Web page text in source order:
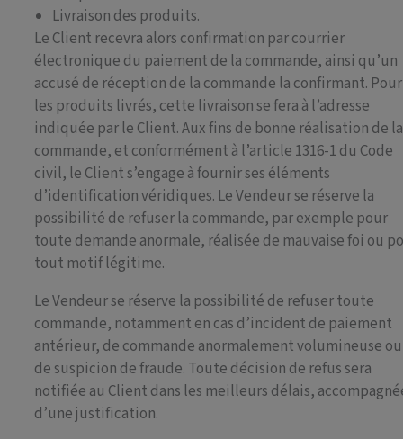
Livraison des produits.
Le Client recevra alors confirmation par courrier
électronique du paiement de la commande, ainsi qu’un
accusé de réception de la commande la confirmant. Pour
les produits livrés, cette livraison se fera à l’adresse
indiquée par le Client. Aux fins de bonne réalisation de la
commande, et conformément à l’article 1316-1 du Code
civil, le Client s’engage à fournir ses éléments
d’identification véridiques. Le Vendeur se réserve la
possibilité de refuser la commande, par exemple pour
toute demande anormale, réalisée de mauvaise foi ou
tout motif légitime.
Le Vendeur se réserve la possibilité de refuser toute
commande, notamment en cas d’incident de paiement
antérieur, de commande anormalement volumineuse ou
de suspicion de fraude. Toute décision de refus sera
notifiée au Client dans les meilleurs délais,
d’une justification.